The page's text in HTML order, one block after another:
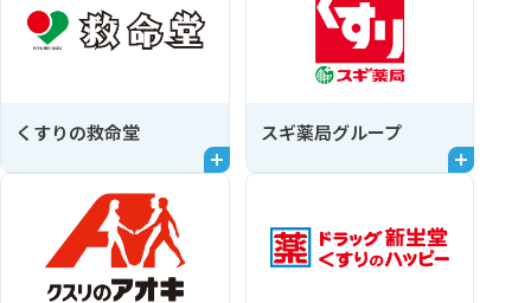
くすりの救命堂 スギ薬局グループ